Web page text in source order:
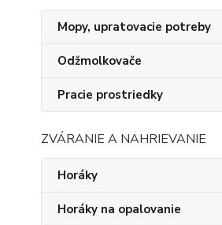
Mopy, upratovacie potreby
Odžmolkovače
Pracie prostriedky
ZVÁRANIE A NAHRIEVANIE
Horáky
Horáky na opalovanie